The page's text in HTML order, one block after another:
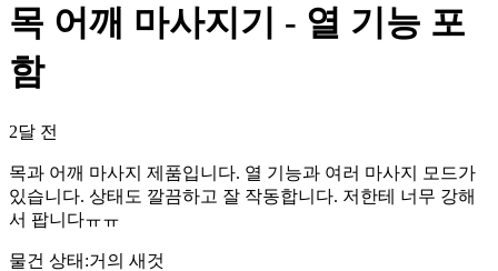
목 어깨 마사지기 - 열 기능 포
함
2달 전
목과 어깨 마사지 제품입니다. 열 기능과 여러 마사지 모드가
있습니다. 상태도 깔끔하고 잘 작동합니다. 저한테 너무 강해
서 팝니다ㅠㅠ
물건 상태 :거의 새것